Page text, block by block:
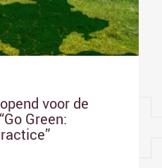
voor de
Green: